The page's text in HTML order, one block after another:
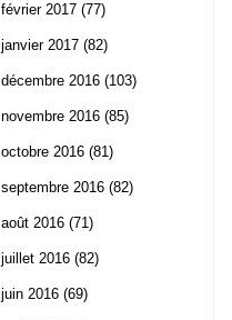
février 2017 (77)
janvier 2017 (82)
décembre 2016 (103)
novembre 2016 (85)
octobre 2016 (81)
septembre 2016 (82)
août 2016 (71)
juillet 2016 (82)
juin 2016 (69)